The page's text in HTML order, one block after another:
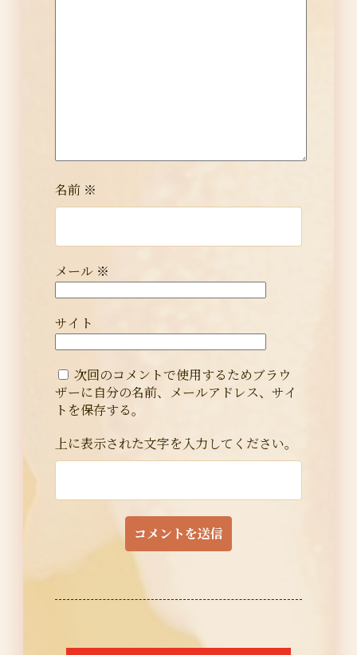
名前 ※
メール ※
サイト
次回のコメントで使用するためブラウ
ザーに自分の名前、メールアドレス、サイ
トを保存する。
上に表示された文字を入力してください。